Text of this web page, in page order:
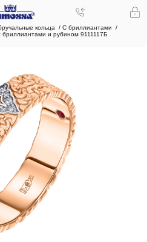
кольца
С бриллиантами
бриллиантами и рубином 9111117Б